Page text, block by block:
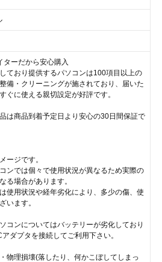
ターだから安心購入
ており提供するパソコンは100項目以上の
備・クリーニングが施されており、届いた
ぐに使える親切設定が好評です。
は商品到着予定日より安心の30日間保証で
ージです。
ンでは個々で使用状況が異なるため実際の
る場合があります。
使用状況や経年劣化により、多少の傷、使
います。
コンについてはバッテリーが劣化しており
アダプタを接続してご利用下さい。
物理損壊(落したり、何かこぼしてしまっ